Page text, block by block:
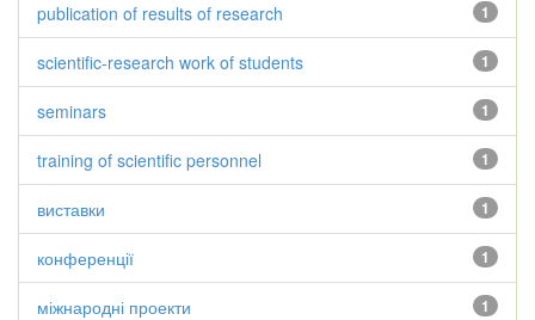
1
publication of results of research
1
scientific-research work of students
1
seminars
1
training of scientific personnel
1
виставки
1
конференції
1
міжнародні проекти